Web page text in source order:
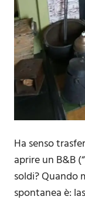
Ha senso
aprire un B&B
soldi? Quando
spontanea è: